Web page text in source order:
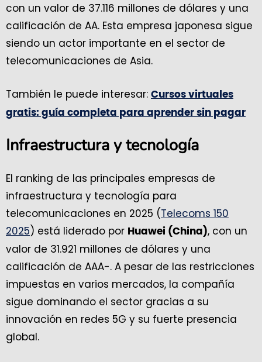
con un valor de 37.116 millones de dólares y una
calificación de AA. Esta empresa japonesa sigue
siendo un actor importante en el sector de
telecomunicaciones de Asia.
También le puede interesar: Cursos virtuales
gratis: guía completa para aprender sin pagar
Infraestructura y tecnología
El ranking de las principales empresas de
infraestructura y tecnología para
telecomunicaciones en 2025 (Telecoms 150
2025) está liderado por Huawei (China), con un
valor de 31.921 millones de dólares y una
calificación de AAA-. A pesar de las restricciones
impuestas en varios mercados, la compañía
sigue dominando el sector gracias a su
innovación en redes 5G y su fuerte presencia
global.